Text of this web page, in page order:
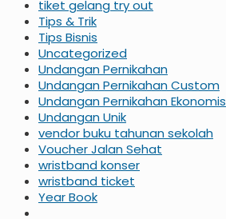
tiket gelang try out
Tips & Trik
Tips Bisnis
Uncategorized
Undangan Pernikahan
Undangan Pernikahan Custom
Undangan Pernikahan Ekonomis
Undangan Unik
vendor buku tahunan sekolah
Voucher Jalan Sehat
wristband konser
wristband ticket
Year Book